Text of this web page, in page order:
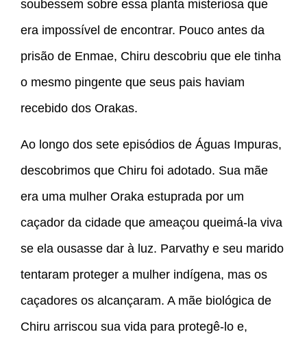
soubessem sobre essa planta misteriosa que
era impossível de encontrar. Pouco antes da
prisão de Enmae, Chiru descobriu que ele tinha
o mesmo pingente que seus pais haviam
recebido dos Orakas.
Ao longo dos sete episódios de Águas Impuras,
descobrimos que Chiru foi adotado. Sua mãe
era uma mulher Oraka estuprada por um
caçador da cidade que ameaçou queimá-la viva
se ela ousasse dar à luz. Parvathy e seu marido
tentaram proteger a mulher indígena, mas os
caçadores os alcançaram. A mãe biológica de
Chiru arriscou sua vida para protegê-lo e,